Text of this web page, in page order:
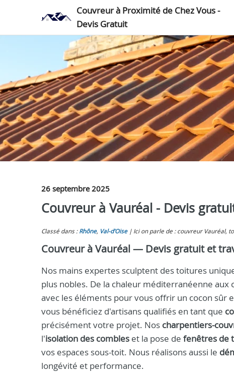
Couvreur à Proximité de Chez Vous -
Devis Gratuit
26 septembre 2025
Couvreur à Vauréal - Devis
Classé dans : Rhône, Val-d’Oise Ici on parle de : couvreur Vauréal,
Couvreur à Vauréal — Devis gratuit et
Nos mains expertes sculptent des toitures
plus nobles. De la chaleur méditerranéenne
avec les éléments pour vous offrir un cocon sûr
vous bénéficiez d'artisans qualifiés en tant que
précisément votre projet. Nos charpentiers-
l'isolation des combles et la pose de fenêtres de
vos espaces sous-toit. Nous réalisons aussi le
longévité et performance.